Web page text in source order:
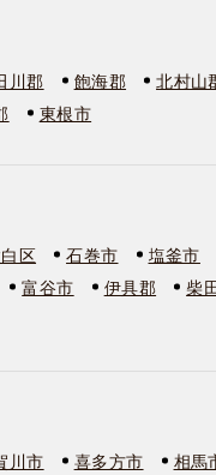
川郡 飽海郡 北村山
東根市
区 石巻市 塩釜市
富谷市 伊具郡 柴
川市 喜多方市 相馬